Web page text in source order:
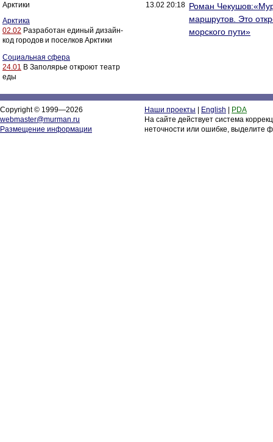
Арктики
Арктика
02.02 Разработан единый дизайн-
код городов и поселков Арктики
Социальная сфера
24.01 В Заполярье откроют театр
еды
13.02 20:18 Роман
маршрутов. Это
морского пути»
Copyright © 1999—2026
webmaster@murman.ru
Размещение информации
Наши проекты English
PDA
На сайте действует система
неточности или ошибке, выделите